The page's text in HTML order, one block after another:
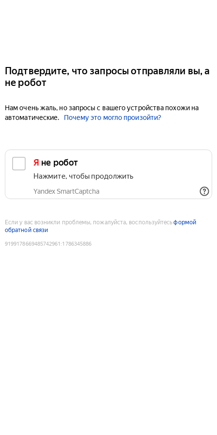
Подтвердите, что запросы отправляли вы, а
не робот
Нам очень жаль, но запросы с вашего устройства похожи на
автоматические.
Почему это могло произойти?
Я не робот
Нажмите, чтобы продолжить
Yandex SmartCaptcha
Если у вас возникли проблемы, пожалуйста, воспользуйтесьформой
обратной связи
9199178669485742961 :1786345886